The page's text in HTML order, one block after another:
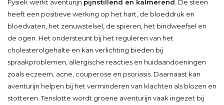
Fysiek werkt aventurijn pijnstillend en kalmerend . De steen
heeft een positieve werking op het hart, de bloeddruk en
bloedvaten, het zenuwstelsel, de spieren, het bindweefsel en
de ogen. Het ondersteunt bij het reguleren van het
cholesterolgehalte en kan verlichting bieden bij
spraakproblemen, allergische reacties en huidaandoeningen
zoals eczeem, acne, couperose en psoriasis. Daarnaast kan
aventurijn helpen bij het verminderen van klachten als blozen en
stotteren. Tenslotte wordt groene aventurijn vaak ingezet bij